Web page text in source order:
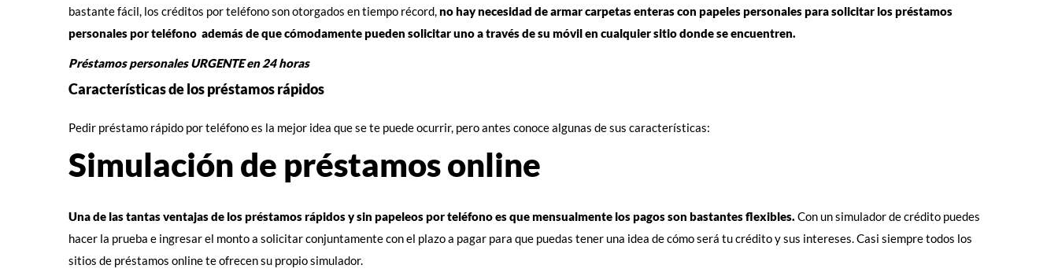
bastante fácil, los créditos por teléfono son otorgados en tiempo récord,no hay necesidad de armar carpetas enteras con papeles personales para solicitar los préstamos
personales por teléfono además de que cómodamente pueden solicitar uno a través de su móvil en cualquier sitio donde se encuentren.
Préstamos personales URGENTE en 24 horas
Características de los préstamos rápidos
Pedir préstamo rápido por teléfono es la mejor idea que se te puede ocurrir, pero antes conoce algunas de sus características:
Simulación de préstamos online
Una de las tantas ventajas de los préstamos rápidos y sin papeleos por teléfono es que mensualmente los pagos son bastantes flexibles. Con un simulador de crédito puedes
hacer la prueba e ingresar el monto a solicitar conjuntamente con el plazo a pagar para que puedas tener una idea de cómo será tu crédito y sus intereses. Casi siempre todos los
sitios de préstamos online te ofrecen su propio simulador.